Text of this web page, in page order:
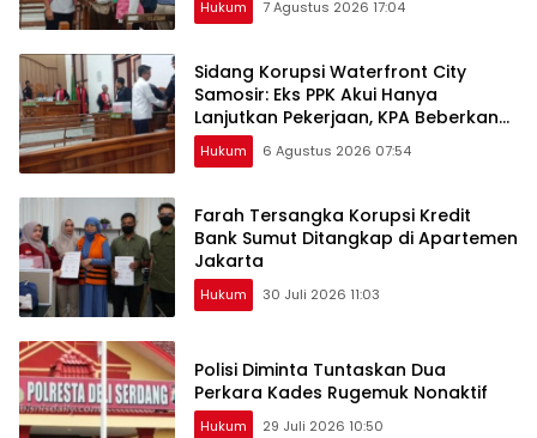
Hukum 7 Agustus 2026 17:04
Sidang Korupsi Waterfront City
Samosir: Eks PPK Akui Hanya
Lanjutkan Pekerjaan, KPA Beberkan
Pengawasan Proyek
Hukum 6 Agustus 2026 07:54
Farah Tersangka Korupsi Kredit
Bank Sumut Ditangkap di Apartemen
Jakarta
Hukum 30 Juli 2026 11:03
Polisi Diminta Tuntaskan Dua
Perkara Kades Rugemuk Nonaktif
Hukum 29 Juli 2026 10:50